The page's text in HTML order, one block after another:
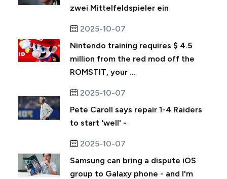
zwei Mittelfeldspieler ein
2025-10-07
Nintendo training requires $ 4.5
million from the red mod off the
ROMSTIT, your ...
2025-10-07
Pete Caroll says repair 1-4 Raiders
to start 'well' -
2025-10-07
Samsung can bring a dispute iOS
group to Galaxy phone - and I'm